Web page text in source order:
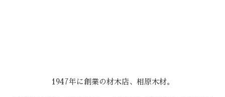
1947年に創業の材木店、相原木材。